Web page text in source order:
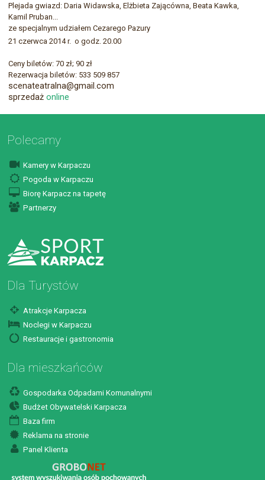
Plejada gwiazd: Daria Widawska, Elżbieta Zającówna, Beata Kawka,
Kamil Pruban...
ze specjalnym udziałem Cezarego Pazury
21 czerwca 2014 r. o godz. 20.00
Ceny biletów: 70 zł; 90 zł
Rezerwacja biletów: 533 509 857
scenateatralna@gmail.com
sprzedaż online
Polecamy
Kamery w Karpaczu
Pogoda w Karpaczu
Biorę Karpacz na tapetę
Partnerzy
Dla Turystów
Atrakcje Karpacza
Noclegi w Karpaczu
Restauracje i gastronomia
Dla mieszkańców
Gospodarka Odpadami Komunalnymi
Budżet Obywatelski Karpacza
Baza firm
Reklama na stronie
Panel Klienta